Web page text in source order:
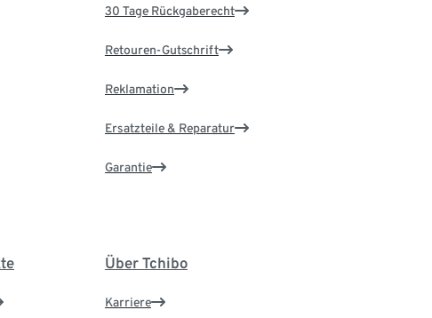
30 Tage Rückgaberecht
Retouren-Gutschrift
Reklamation
Ersatzteile & Reparatur
Garantie
Über Tchibo
Karriere